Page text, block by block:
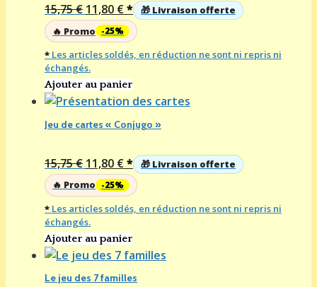
15,75€ Le
prix
initial
était :
15,75 €.
11,80 €*Le
prix
actuel
est :
🎁 Livraison offerte
🔥 Promo -25%
* Les articles soldés, en réduction ne sont ni repris ni
échangés.
Ajouter au panier
Jeu de cartes « Conjugo »
15,75€ Le
prix
initial
était :
15,75 €.
11,80 €*Le
prix
actuel
est :
🎁 Livraison offerte
🔥 Promo -25%
* Les articles soldés, en réduction ne sont ni repris ni
échangés.
Ajouter au panier
Le jeu des 7 familles